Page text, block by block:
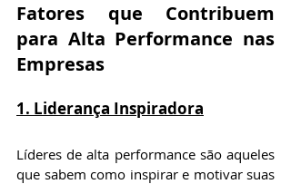
Fatores que Contribuem
para Alta Performance nas
Empresas
1. Liderança Inspiradora
Líderes de alta performance são aqueles
que sabem como inspirar e motivar suas